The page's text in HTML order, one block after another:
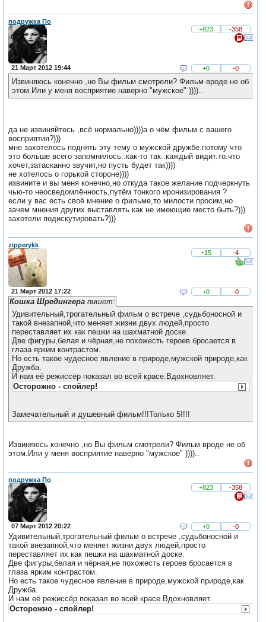
подружка По
+823
-358
21 Март 2012 19:44 +0 -0
Извиняюсь конечно ,но Вы фильм смотрели? Фильм вроде не об
этом.Или у меня восприятие наверно "мужское" ))))..
да не извиняйтесь ,всё нормально))))а о чём фильм с вашего
восприятия?)))
мне захотелось поднять эту тему о мужской дружбе.потому что
это больше всего запомнилось..как-то так..каждый видит.то.что
хочет,затасканно звучит,но пусть будет так))))
не хотелось о горькой стороне))))
извините и вы меня конечно,но откуда такое желание подчеркнуть
чью-то неосведомлённость,путём тонкого иронизирования ?
если у вас есть своё мнение о фильме,то милости просим,но
зачем мнения других выставлять как не имеющие место быть?)))
захотели подискутировать?)))
zipperykk
+15
-4
21 Март 2012 17:22 +0 -0
Кошка Шредингерапишет:
Удивительный,трогательный фильм о встрече ,судьбоносной и
такой внезапной,что меняет жизни двух людей,просто
переставляет их как пешки на шахматной доске.
Две фигуры,белая и чёрная,не похожесть героев бросается в
глаза ярким контрастом.
Но есть такое чудесное явление в природе,мужской природе,как
Дружба.
И нам её режиссёр показал во всей красе.Вдохновляет.
Осторожно - спойлер!
Замечательный и душевный фильм!!!Только 5!!!!
Извиняюсь конечно ,но Вы фильм смотрели? Фильм вроде не об
этом.Или у меня восприятие наверно "мужское" ))))..
подружка По
+823
-358
07 Март 2012 20:22 +0 -0
Удивительный,трогательный фильм о встрече ,судьбоносной и
такой внезапной,что меняет жизни двух людей,просто
переставляет их как пешки на шахматной доске.
Две фигуры,белая и чёрная,не похожесть героев бросается в
глаза ярким контрастом.
Но есть такое чудесное явление в природе,мужской природе,как
Дружба.
И нам её режиссёр показал во всей красе.Вдохновляет.
Осторожно - спойлер!